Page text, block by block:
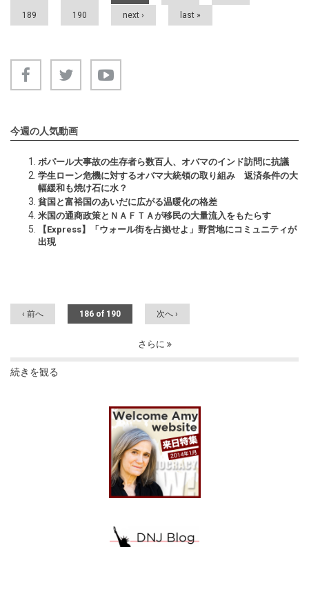
189 190 next › last »
今週の人気動画
ボパール大事故の生存者ら数百人、オバマのインド訪問に抗議
学生ローン危機に対するオバマ大統領の取り組み 返済条件の大
幅緩和も焼け石に水？
貧国と富裕国のあいだに広がる温暖化の格差
米国の通商政策とＮＡＦＴＡが移民の大量流入をもたらす
【Express】「ウォール街を占拠せよ」野営地にコミュニティが
出現
‹ 前へ 186 of 190 次へ ›
さらに
続きを観る